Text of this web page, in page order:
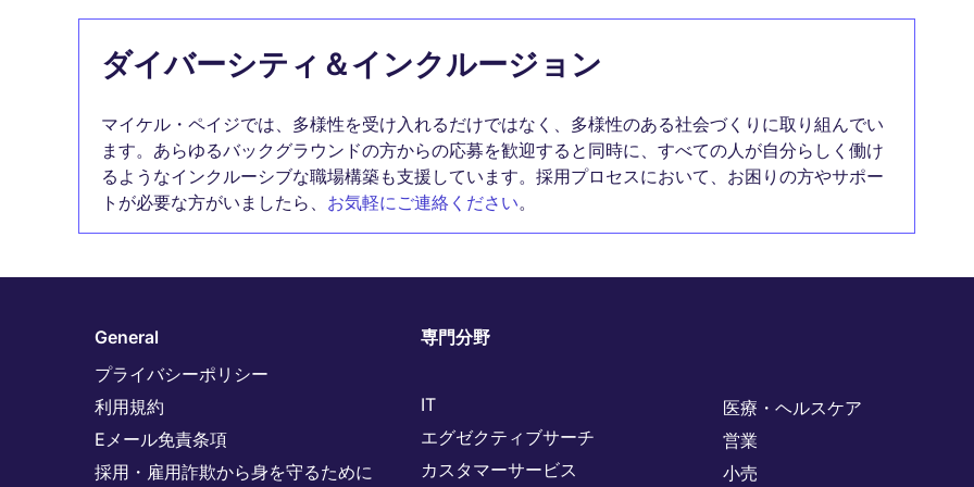
ダイバーシティ＆インクルージョン
マイケル・ペイジでは、多様性を受け入れるだけではなく、多様性のある社会づくりに取り組んでい
ます。あらゆるバックグラウンドの方からの応募を歓迎すると同時に、すべての人が自分らしく働け
るようなインクルーシブな職場構築も支援しています。採用プロセスにおいて、お困りの方やサポー
トが必要な方がいましたら、 お気軽にご連絡ください。
General
プライバシーポリシー
利用規約
Eメール免責条項
採用・雇用詐欺から身を守るために
専門分野
IT
エグゼクティブサーチ
カスタマーサービス
医療・ヘルスケア
営業
小売